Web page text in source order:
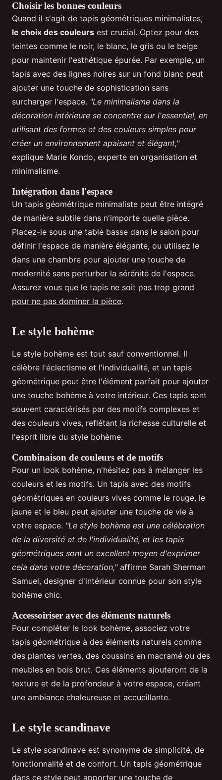
Choisir les bonnes couleurs
Quand il s'agit de tapis géométriques minimalistes,
le choix des couleurs est crucial. Optez pour des
teintes comme le noir, le blanc, le gris ou le beige
pour maintenir l'esthétique épurée. Par exemple, un
tapis avec des lignes noires sur un fond blanc peut
ajouter une touche de sophistication sans
surcharger l'espace. "Le minimalisme dans la
décoration intérieure se concentre sur l'essentiel, en
utilisant des formes et des couleurs simples pour
créer un environnement apaisant et élégant,"
explique Marie Kondo, experte en organisation et
minimalisme.
Intégration dans l'espace
Un tapis géométrique minimaliste peut être intégré
de manière subtile dans n'importe quelle pièce.
Placez-le sous une table basse dans le salon pour
définir l'espace de manière élégante, ou utilisez le
dans une chambre pour ajouter une touche de
modernité sans perturber la sérénité de l'espace.
Assurez vous que le tapis ne soit pas trop grand
pour ne pas dominer la pièce.
Le style bohème
Le style bohème est tout sauf conventionnel. Il
célèbre l'éclectisme et l'individualité, et un tapis
géométrique peut être l'élément parfait pour ajouter
une touche bohème à votre intérieur. Ces tapis sont
souvent caractérisés par des motifs complexes et
des couleurs vives, reflétant la richesse culturelle et
l'esprit libre du style bohème.
Combinaison de couleurs et de motifs
Pour un look bohème, n'hésitez pas à mélanger les
couleurs et les motifs. Un tapis avec des motifs
géométriques en couleurs vives comme le rouge, le
jaune et le bleu peut ajouter une touche de vie à
votre espace. "Le style bohème est une célébration
de la diversité et de l'individualité, et les tapis
géométriques sont un excellent moyen d'exprimer
cela dans votre décoration,"affirme Sarah Sherman
Samuel, designer d'intérieur connue pour son style
bohème chic.
Accessoiriser avec des éléments naturels
Pour compléter le look bohème, associez votre
tapis géométrique à des éléments naturels comme
des plantes vertes, des coussins en macramé ou des
meubles en bois brut. Ces éléments ajouteront de la
texture et de la profondeur à votre espace, créant
une ambiance chaleureuse et accueillante.
Le style scandinave
Le style scandinave est synonyme de simplicité, de
fonctionnalité et de confort. Un tapis géométrique
dans ce style peut apporter une touche de